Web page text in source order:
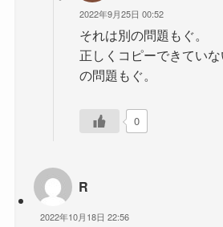
2022年9月25日 00:52
それは別の問題もぐ。
正しくコピーできてい
の問題もぐ。
0
R
2022年10月18日 22:56